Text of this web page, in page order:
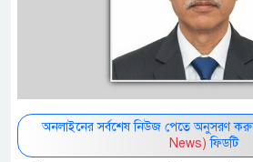
অনলাইনের সর্বশেষ নিউজ পেতে অনুসরণ
News) ফিডটি